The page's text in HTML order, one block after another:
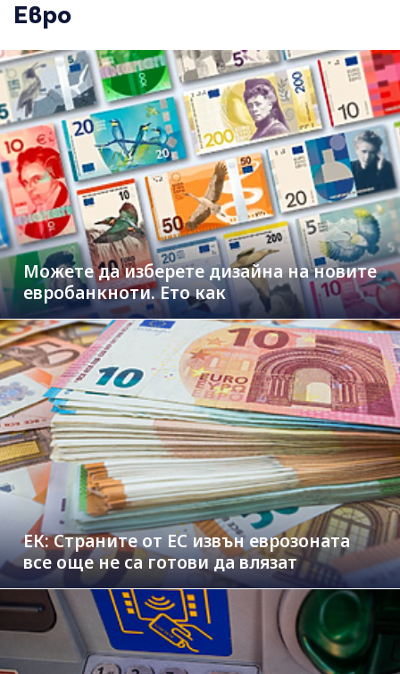
Евро
Можете да изберете дизайна на новите
евробанкноти. Ето как
ЕК: Страните от ЕС извън еврозоната
все още не са готови да влязат